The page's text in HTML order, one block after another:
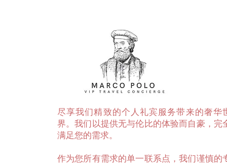
尽享我们精致的个人礼宾服务带来的奢华
界。我们以提供无与伦比的体验而自豪，完
满足您的需求。
作为您所有需求的单一联系点，我们谨慎的